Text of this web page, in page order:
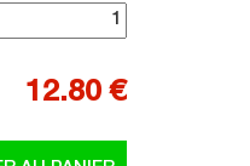
12.80 €